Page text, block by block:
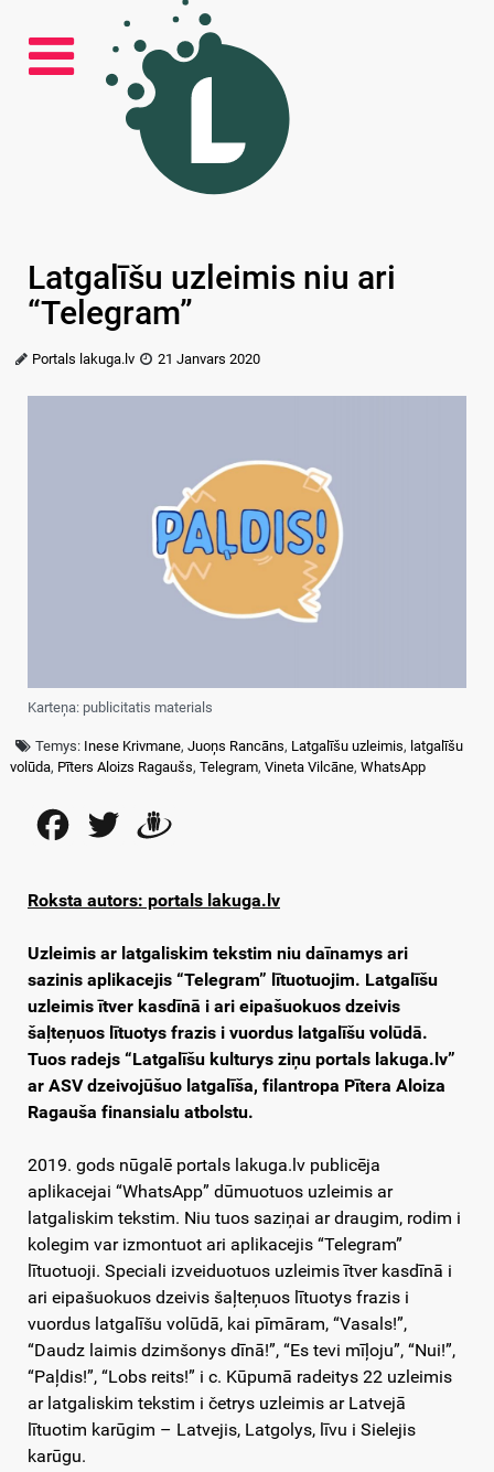
Latgalīšu uzleimis niu ari
“Telegram”
Portals lakuga.lv 21 Janvars 2020
Karteņa: publicitatis materials
Temys: Inese Krivmane,Juoņs Rancāns, Latgalīšu uzleimis, latgalīšu
volūda, Pīters Aloizs Ragaušs, Telegram, Vineta Vilcāne, WhatsApp
FacebookTwitter
Roksta autors: portals lakuga.lv
Uzleimis ar latgaliskim tekstim niu daīnamys ari
sazinis aplikacejis “Telegram” lītuotuojim. Latgalīšu
uzleimis ītver kasdīnā i ari eipašuokuos dzeivis
šaļteņuos lītuotys frazis i vuordus latgalīšu volūdā.
Tuos radejs “Latgalīšu kulturys ziņu portals lakuga.lv”
ar ASV dzeivojūšuo latgalīša, filantropa Pītera Aloiza
Ragauša finansialu atbolstu.
2019. gods nūgalē portals lakuga.lv publicēja
aplikacejai “WhatsApp” dūmuotuos uzleimis ar
latgaliskim tekstim. Niu tuos saziņai ar draugim, rodim i
kolegim var izmontuot ari aplikacejis “Telegram”
lītuotuoji. Speciali izveiduotuos uzleimis ītver kasdīnā i
ari eipašuokuos dzeivis šaļteņuos lītuotys frazis i
vuordus latgalīšu volūdā, kai pīmāram, “Vasals!”,
“Daudz laimis dzimšonys dīnā!”, “Es tevi mīļoju”, “Nui!”,
“Paļdis!”, “Lobs reits!” i c. Kūpumā radeitys 22 uzleimis
ar latgaliskim tekstim i četrys uzleimis ar Latvejā
lītuotim karūgim – Latvejis, Latgolys, līvu i Sielejis
karūgu.